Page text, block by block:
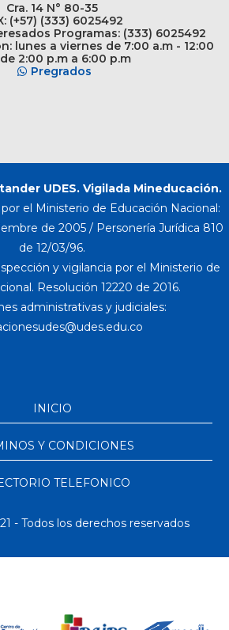
Cra. 14 N° 80-35
(+57) (333) 6025492
Programas: (333) 6025492
lunes a viernes de 7:00 a.m - 12:00
2:00 p.m a 6:00 p.m
Pregrados
UDES. Vigilada Mineducación.
el Ministerio de Educación Nacional:
de 2005 / Personería Jurídica 810
de 12/03/96.
y vigilancia por el Ministerio de
Resolución 12220 de 2016.
administrativas y judiciales:
INICIO
Y CONDICIONES
TELEFONICO
- Todos los derechos reservados